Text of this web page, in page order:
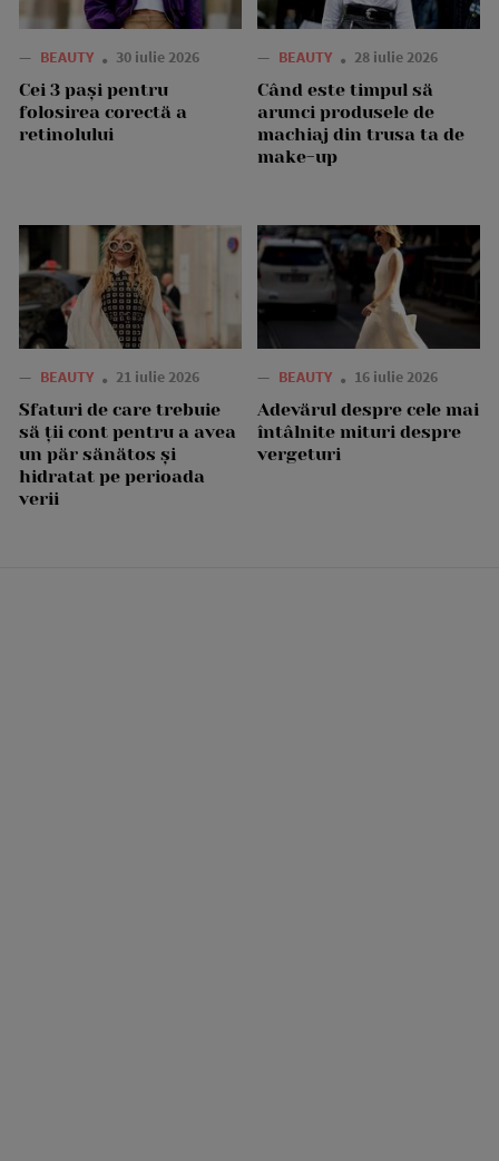
— BEAUTY 30 iulie 2026
Cei 3 pași pentru
folosirea corectă a
retinolului
— BEAUTY 28 iulie 2026
Când este timpul să
arunci produsele de
machiaj din trusa ta de
make-up
— BEAUTY 21 iulie 2026
Sfaturi de care trebuie
să ții cont pentru a avea
un păr sănătos și
hidratat pe perioada
verii
— BEAUTY 16 iulie 2026
Adevărul despre cele mai
întâlnite mituri despre
vergeturi